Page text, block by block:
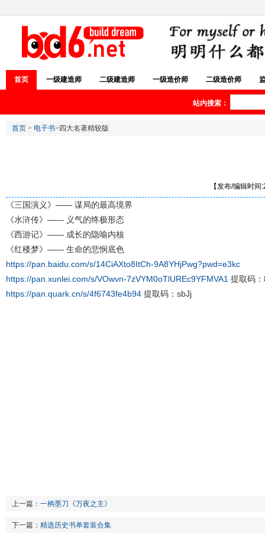
首页 一级建造师 二级建造师 一级造价师 二级造价师
站内搜索：
首页 > 电子书>四大名著精较版
【发布/编辑时
《三国演义》—— 谋局的最高境界
《水浒传》—— 义气的终极形态
《西游记》—— 成长的隐喻内核
《红楼梦》—— 生命的悲悯底色
https://pan.baidu.com/s/14CiAXto8ItCh-9A8YHjPwg?pwd=e3kc
https://pan.xunlei.com/s/VOwvn-7zVYM0oTlUREc9YFMVA1 提取码
https://pan.quark.cn/s/4f6743fe4b94 提取码：sbJj
上一篇： 一柄墨刀《万夜之主》
下一篇： 精选历史书单套装合集